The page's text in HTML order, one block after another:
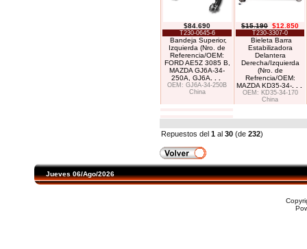
$84.690
T230-0645-6
Bandeja Superior,
Izquierda (Nro. de
Referencia/OEM:
FORD AE5Z 3085 B,
MAZDA GJ6A-34-
250A, GJ6A
OEM: GJ6A-34-250B
China
$15.190 $12.850
T230-3307-0
Bieleta Barra
Estabilizadora
Delantera
Derecha/Izquierda
(Nro. de
Refrencia/OEM:
MAZDA KD35-34-. . .
OEM: KD35-34-170
China
Repuestos del 1 al 30 (de 232)
Jueves 06/Ago/2026